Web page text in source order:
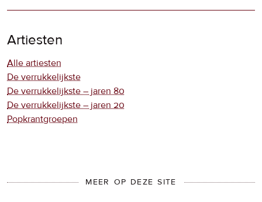
Artiesten
Alle artiesten
De verrukkelijkste
De verrukkelijkste – jaren 80
De verrukkelijkste – jaren 20
Popkrantgroepen
MEER OP DEZE SITE